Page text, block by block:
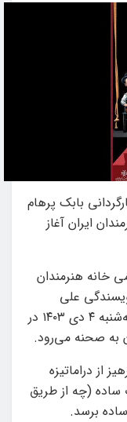
بابک پرهام
ایران آغاز
خانه هنرمندان
علی
اشکان‌نژاد و کارگردانی بابک پرهام از سه‌شنبه ۴ دی ۱۴۰۳ در
به صحنه می‌رود.
از دراماتیزه
ساده (چه از طریق
برسد.